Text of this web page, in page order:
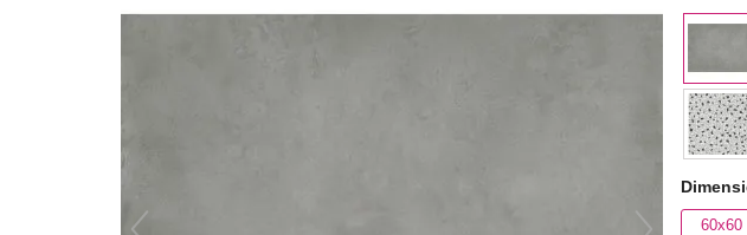
60x60